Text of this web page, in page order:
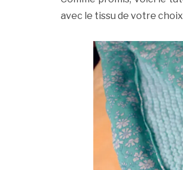
avec le tissu de votre choix